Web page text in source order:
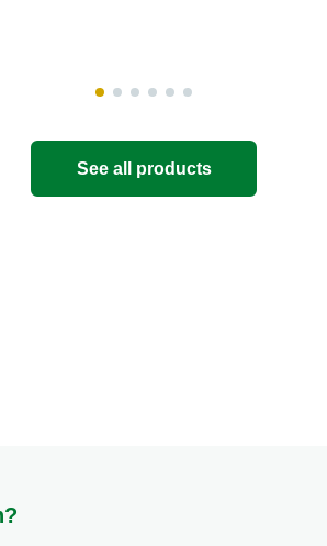
See all products